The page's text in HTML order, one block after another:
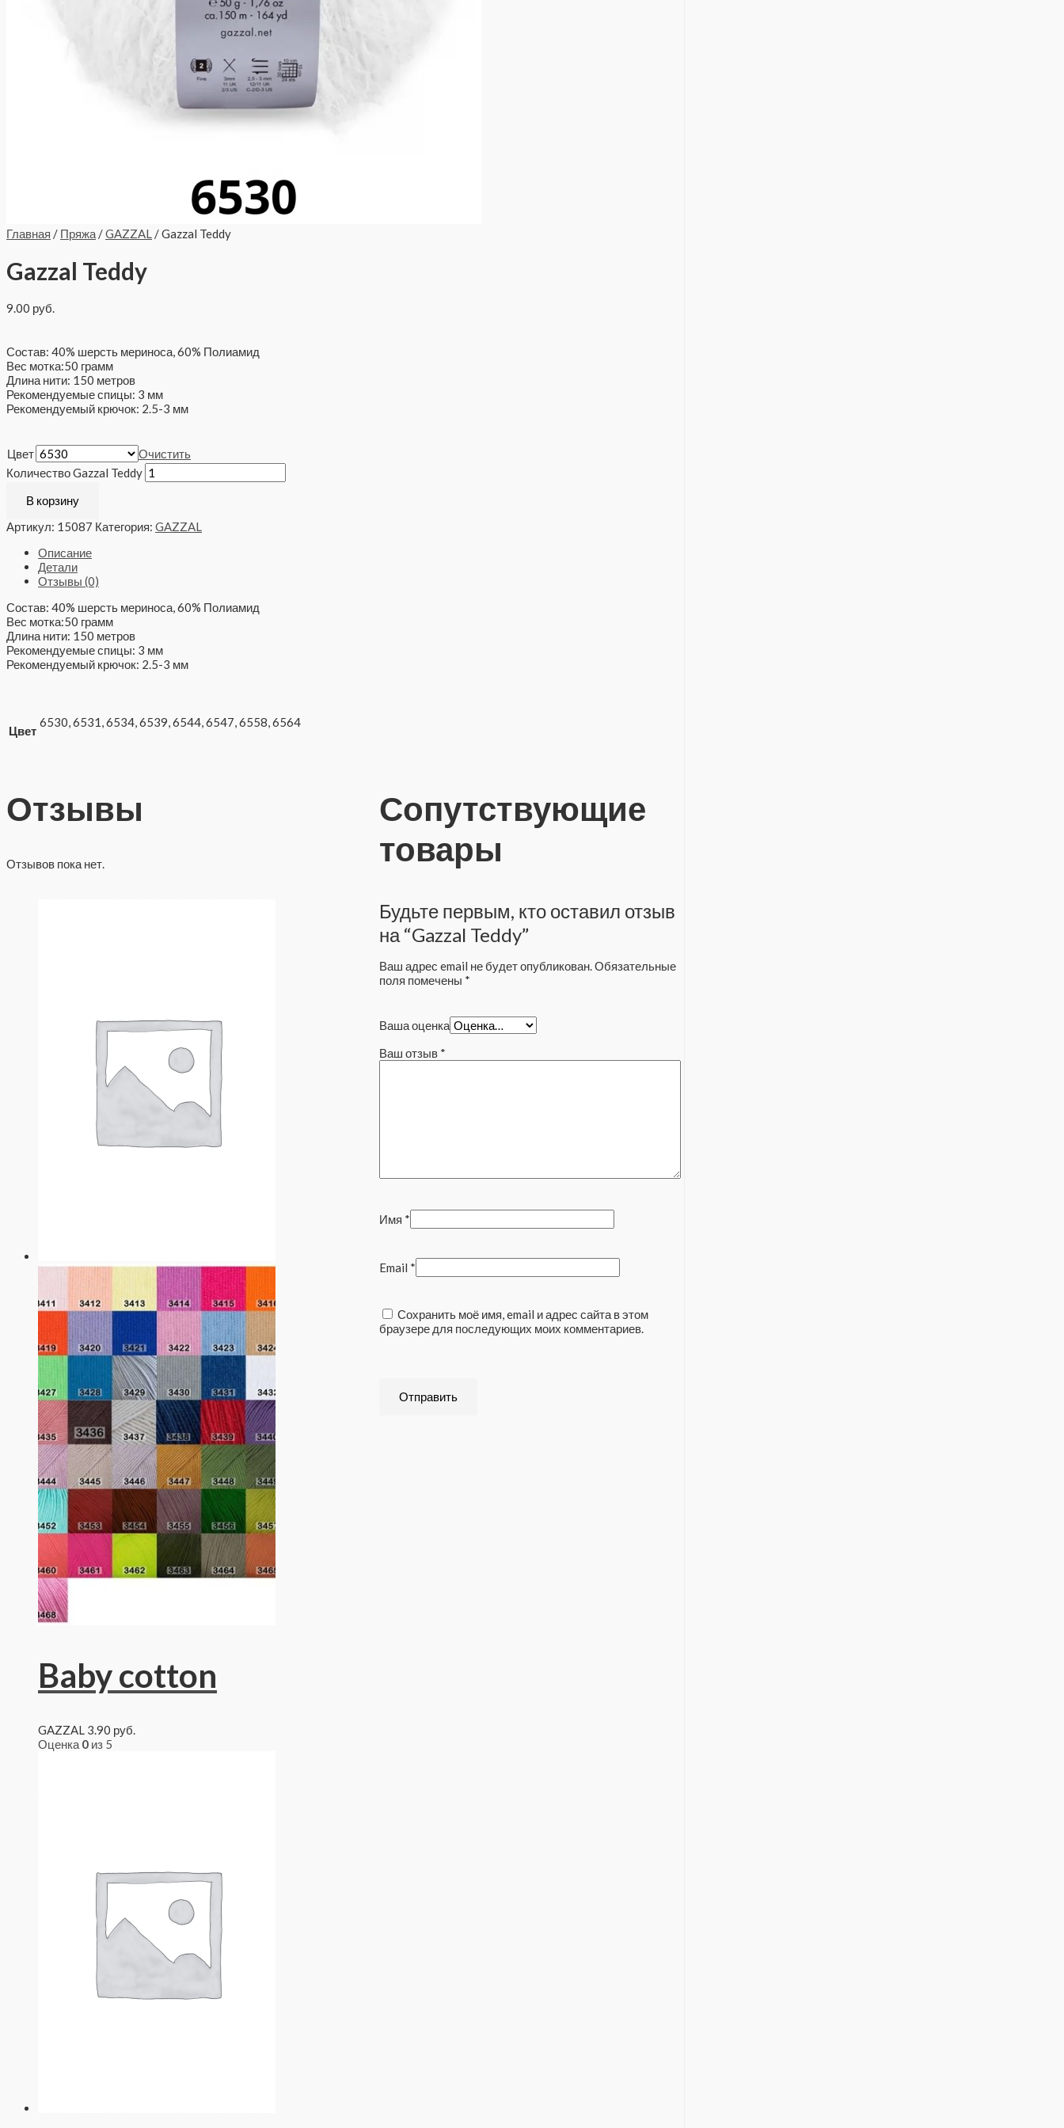
Главная / Пряжа/GAZZAL/ Gazzal Teddy
Gazzal Teddy
9.00 руб.
Состав: 40% шерсть мериноса, 60% Полиамид
Вес мотка:50 грамм
Длина нити: 150 метров
Рекомендуемые спицы: 3 мм
Рекомендуемый крючок: 2.5-3 мм
Цвет
Очистить
Количество Gazzal Teddy
В корзину
Артикул: 15087 Категория: GAZZAL
Описание
Детали
Отзывы (0)
Состав: 40% шерсть мериноса, 60% Полиамид
Вес мотка:50 грамм
Длина нити: 150 метров
Рекомендуемые спицы: 3 мм
Рекомендуемый крючок: 2.5-3 мм
Цвет
6530, 6531, 6534, 6539, 6544, 6547, 6558, 6564
Отзывы
Отзывов пока нет.
Будьте первым, кто оставил отзыв
на “Gazzal Teddy”
Ваш адрес email не будет опубликован.Обязательные
поля помечены *
Ваша оценка
Ваш отзыв *
Имя *
Email *
Сохранить моё имя, email и адрес сайта в этом
браузере для последующих моих комментариев.
Сопутствующие
товары
Baby cotton
GAZZAL 3.90 руб.
Оценка 0 из 5